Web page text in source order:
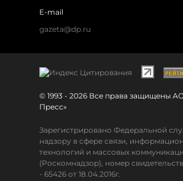
E-mail
gazeta@dp.ru
© 1993 - 2026 Все права защищены
Пресс»
Зарегистрировано Федеральной
надзору в сфере связи,
технологий и массовых
(Роскомнадзор), номер
- 65426 от 18.04.2016г.